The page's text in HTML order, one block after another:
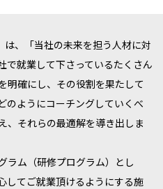
、「当社の未来を担う人材に対
で就業して下さっているたくさん
明確にし、その役割を果たして
のようにコーチングしていくべ
、それらの最適解を導き出しま
ラム（研修プログラム）とし
してご就業頂けるようにする施